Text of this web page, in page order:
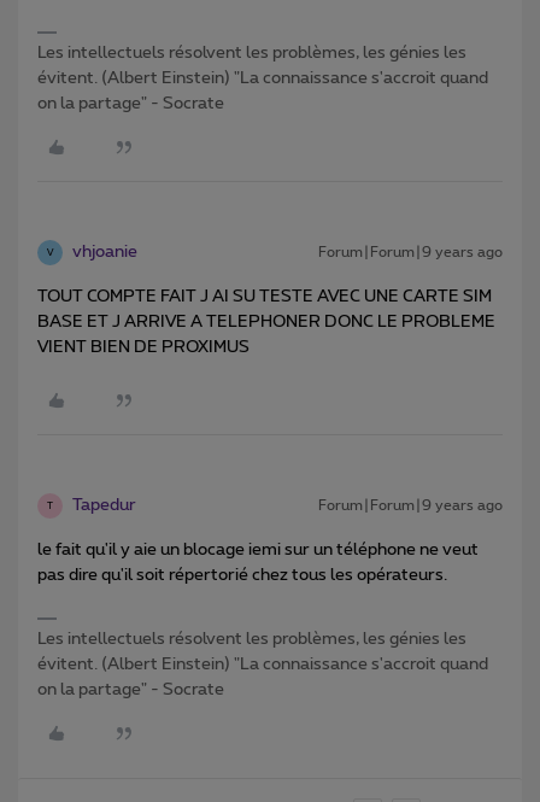
Les intellectuels résolvent les problèmes, les génies les
évitent. (Albert Einstein) "La connaissance s'accroit quand
on la partage" - Socrate
V vhjoanie Forum|Forum|9 years ago
TOUT COMPTE FAIT J AI SU TESTE AVEC UNE CARTE SIM
BASE ET J ARRIVE A TELEPHONER DONC LE PROBLEME
VIENT BIEN DE PROXIMUS
T Tapedur Forum|Forum|9 years ago
le fait qu'il y aie un blocage iemi sur un téléphone ne veut
pas dire qu'il soit répertorié chez tous les opérateurs.
Les intellectuels résolvent les problèmes, les génies les
évitent. (Albert Einstein) "La connaissance s'accroit quand
on la partage" - Socrate